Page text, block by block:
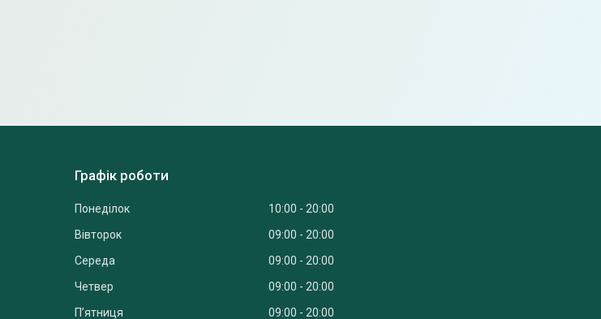
Графік роботи
Понеділок 10:00
20:00
Вівторок
09:00
20:00
Середа
09:00
20:00
Четвер
09:00
20:00
Пʼятниця
09:00 20:00